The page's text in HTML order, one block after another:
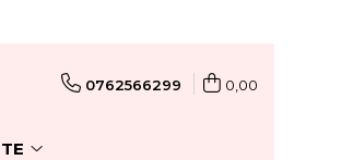
0762566299 0,00